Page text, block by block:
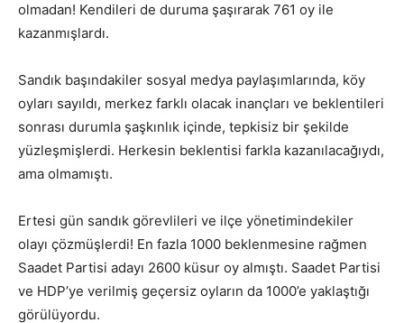
olmadan! Kendileri de duruma şaşırarak 761 oy ile
kazanmışlardı.
Sandık başındakiler sosyal medya paylaşımlarında, köy
oyları sayıldı, merkez farklı olacak inançları ve beklentileri
sonrası durumla şaşkınlık içinde, tepkisiz bir şekilde
yüzleşmişlerdi. Herkesin beklentisi farkla kazanılacağıydı,
ama olmamıştı.
Ertesi gün sandık görevlileri ve ilçe yönetimindekiler
olayı çözmüşlerdi! En fazla 1000 beklenmesine rağmen
Saadet Partisi adayı 2600 küsur oy almıştı. Saadet Partisi
ve HDP’ye verilmiş geçersiz oyların da 1000’e yaklaştığı
görülüyordu.